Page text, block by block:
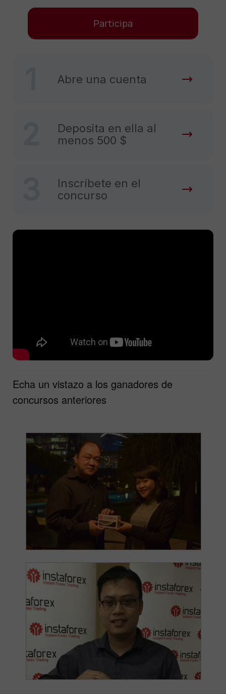
Participa
Abre una cuenta
Deposita en ella al
menos 500 $
Inscríbete en el
concurso
Echa un vistazo a los ganadores de
concursos anteriores